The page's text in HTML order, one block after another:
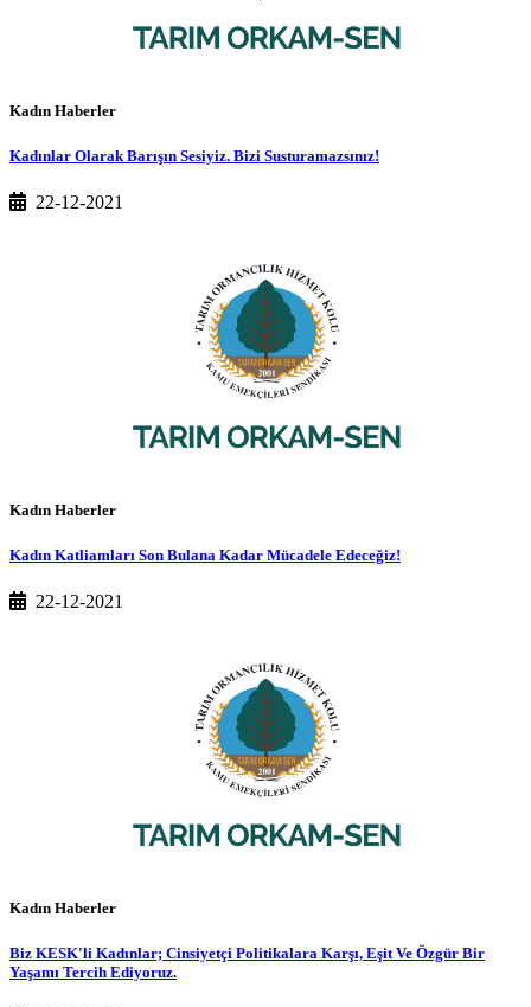
Kadın Haberler
Kadınlar Olarak Barışın Sesiyiz. Bizi Susturamazsınız!
22-12-2021
Kadın Haberler
Kadın Katliamları Son Bulana Kadar Mücadele Edeceğiz!
22-12-2021
Kadın Haberler
Biz KESK'li Kadınlar; Cinsiyetçi Politikalara Karşı, Eşit Ve Özgür Bir
Yaşamı Tercih Ediyoruz.